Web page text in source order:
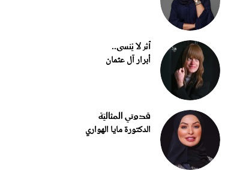
أثر لا يُنسى..
أبرار آل عثمان
قدوتي المثاليّة
الدكتورة مايا الهواري